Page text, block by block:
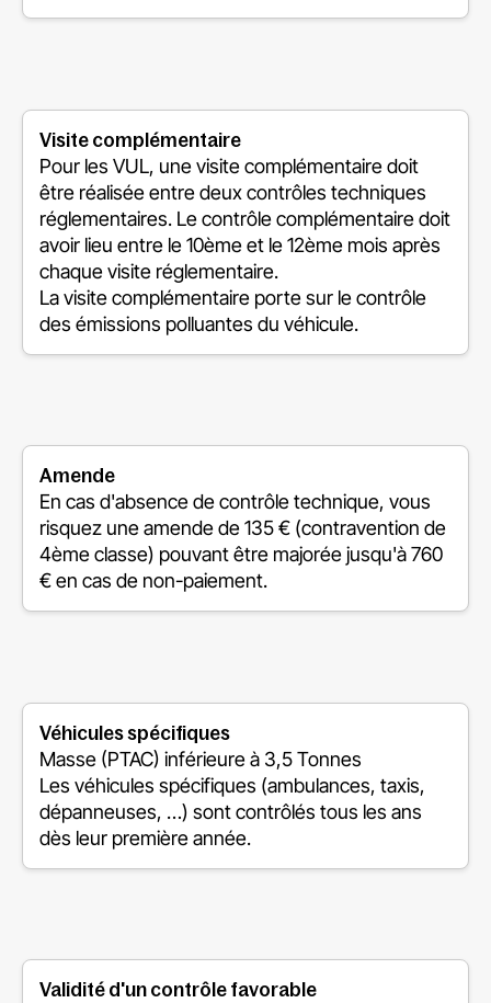
Visite complémentaire
Pour les VUL, une visite complémentaire doit
être réalisée entre deux contrôles techniques
réglementaires. Le contrôle complémentaire doit
avoir lieu entre le 10ème et le 12ème mois après
chaque visite réglementaire.
La visite complémentaire porte sur le contrôle
des émissions polluantes du véhicule.
Amende
En cas d'absence de contrôle technique, vous
risquez une amende de 135 € (contravention de
4ème classe) pouvant être majorée jusqu'à 760
€ en cas de non-paiement.
Véhicules spécifiques
Masse (PTAC) inférieure à 3,5 Tonnes
Les véhicules spécifiques (ambulances, taxis,
dépanneuses, …) sont contrôlés tous les ans
dès leur première année.
Validité d'un contrôle favorable